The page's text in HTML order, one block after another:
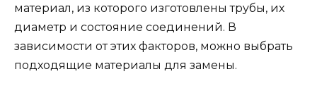
материал, из которого изготовлены трубы, их
диаметр и состояние соединений. В
зависимости от этих факторов, можно выбрать
подходящие материалы для замены.